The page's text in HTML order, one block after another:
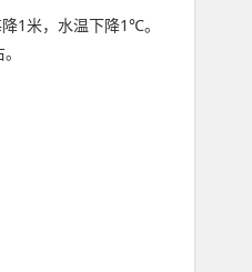
1米，水温下降1℃。